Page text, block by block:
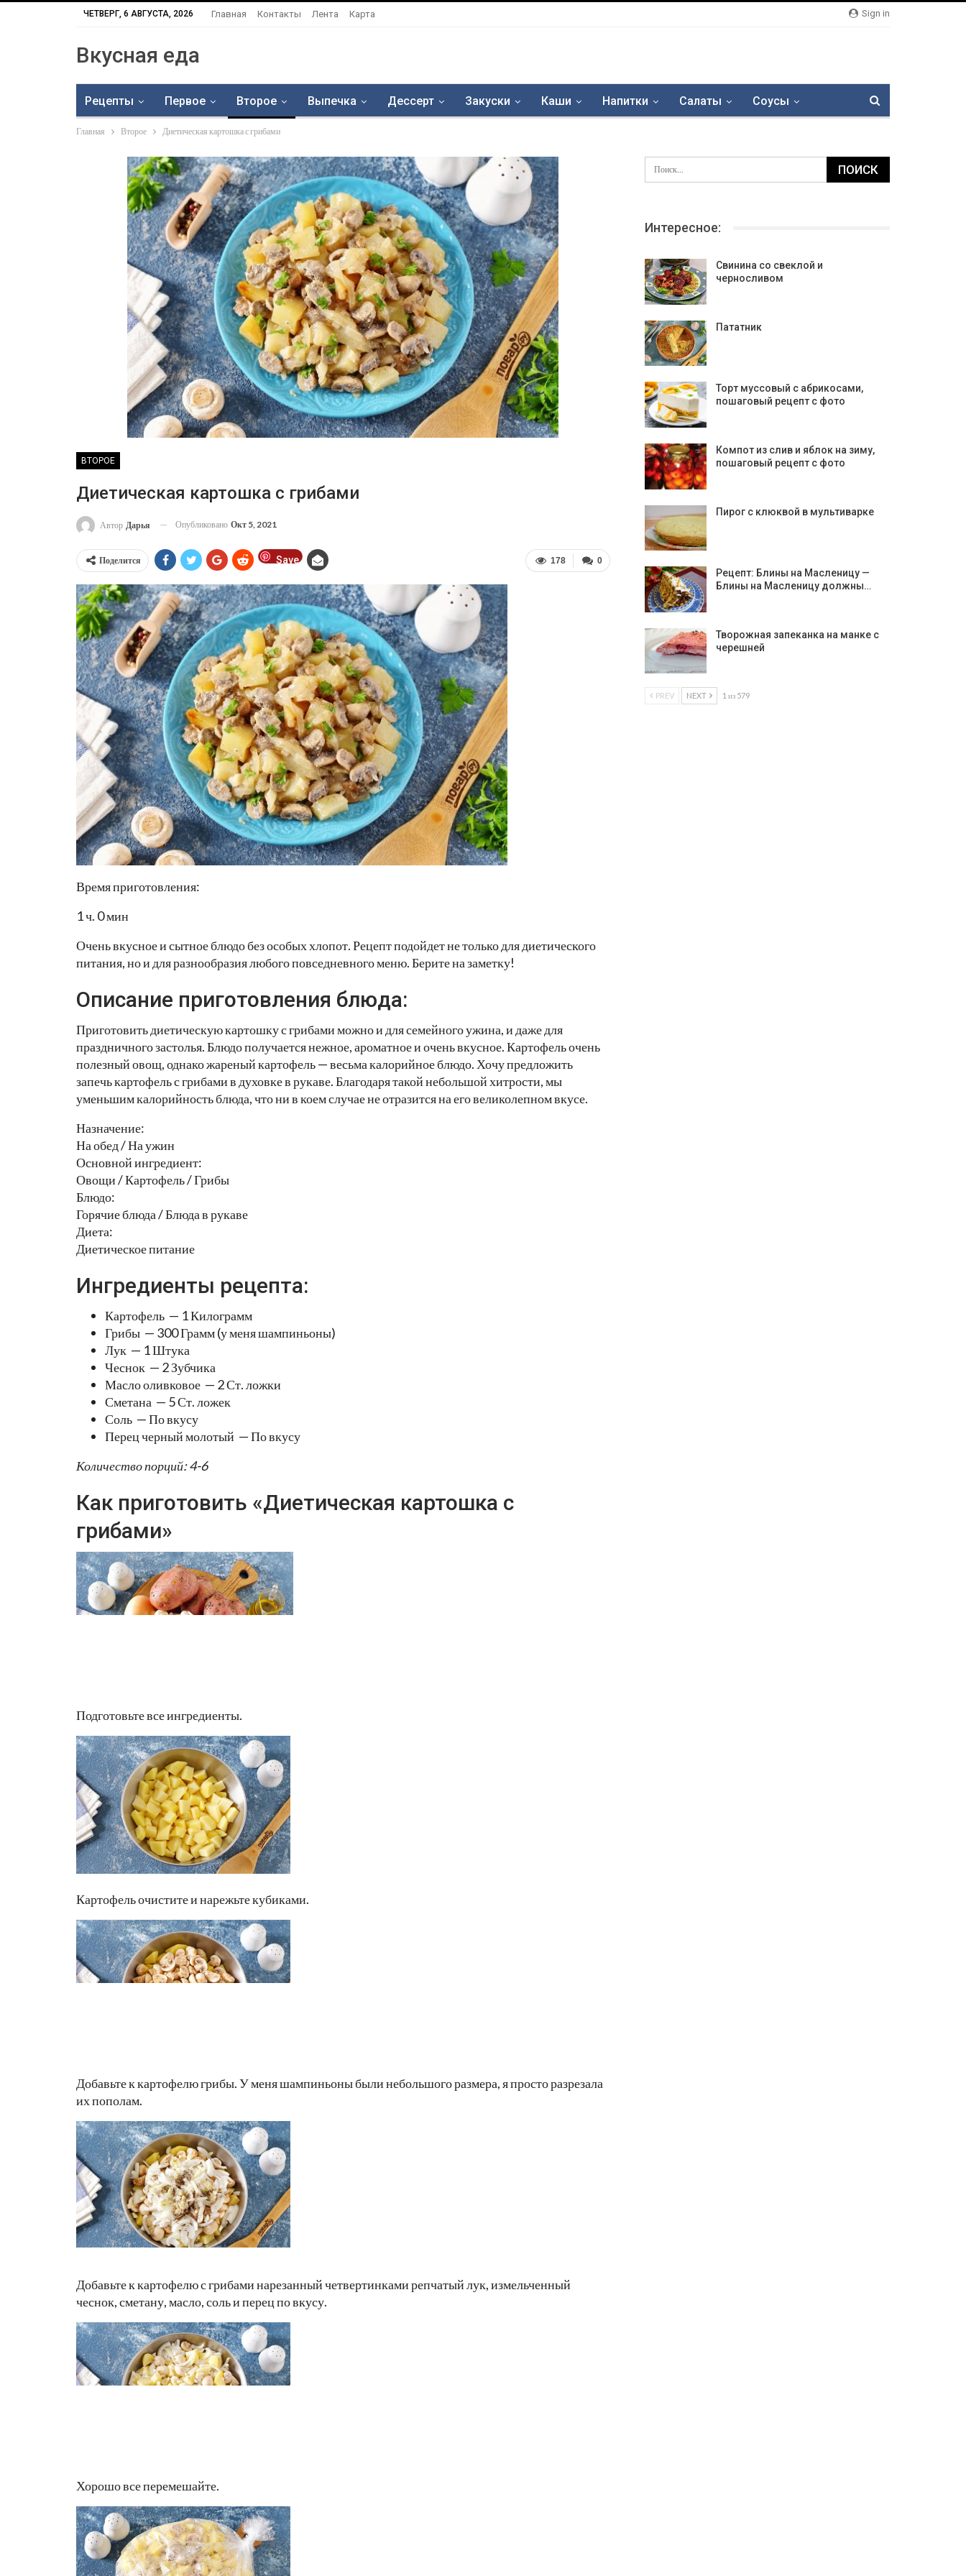
Sign in
ЧЕТВЕРГ, 6 АВГУСТА, 2026 Главная Контакты Лента Карта
Вкусная еда
Рецепты Первое Второе Выпечка Дессерт Закуски Каши Напитки Салаты Соусы
Главная Второе Диетическая картошка с грибами
ВТОРОЕ
Диетическая картошка с грибами
Автор Дарья Опубликовано Окт 5, 2021
0
178
Поделится Save
Время приготовления:
1 ч. 0 мин
Очень вкусное и сытное блюдо без особых хлопот. Рецепт подойдет не только для диетического
питания, но и для разнообразия любого повседневного меню. Берите на заметку!
Описание приготовления блюда:
Приготовить диетическую картошку с грибами можно и для семейного ужина, и даже для
праздничного застолья. Блюдо получается нежное, ароматное и очень вкусное. Картофель очень
полезный овощ, однако жареный картофель — весьма калорийное блюдо. Хочу предложить
запечь картофель с грибами в духовке в рукаве. Благодаря такой небольшой хитрости, мы
уменьшим калорийность блюда, что ни в коем случае не отразится на его великолепном вкусе.
Назначение:
На обед / На ужин
Основной ингредиент:
Овощи / Картофель / Грибы
Блюдо:
Горячие блюда / Блюда в рукаве
Диета:
Диетическое питание
Ингредиенты рецепта:
Картофель — 1 Килограмм
Грибы — 300 Грамм (у меня шампиньоны)
Лук — 1 Штука
Чеснок — 2 Зубчика
Масло оливковое — 2 Ст. ложки
Сметана — 5 Ст. ложек
Соль — По вкусу
Перец черный молотый — По вкусу
Количество порций: 4-6
Как приготовить «Диетическая картошка с
грибами»
Подготовьте все ингредиенты.
Картофель очистите и нарежьте кубиками.
Добавьте к картофелю грибы. У меня шампиньоны были небольшого размера, я просто разрезала
их пополам.
Добавьте к картофелю с грибами нарезанный четвертинками репчатый лук, измельченный
чеснок, сметану, масло, соль и перец по вкусу.
Хорошо все перемешайте.
Интересное:
Свинина со свеклой и
черносливом
Пататник
Торт муссовый с абрикосами,
пошаговый рецепт с фото
Компот из слив и яблок на зиму,
пошаговый рецепт с фото
Пирог с клюквой в мультиварке
Рецепт: Блины на Масленицу —
Блины на Масленицу должны…
Творожная запеканка на манке с
черешней
PREV NEXT 1 из 579